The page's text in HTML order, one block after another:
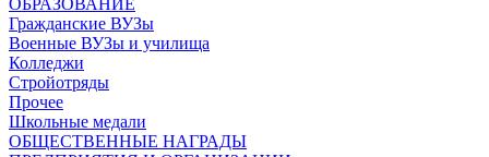
ОБРАЗОВАНИЕ
Гражданские ВУЗы
Военные ВУЗы и училища
Колледжи
Стройотряды
Прочее
Школьные медали
ОБЩЕСТВЕННЫЕ НАГРАДЫ